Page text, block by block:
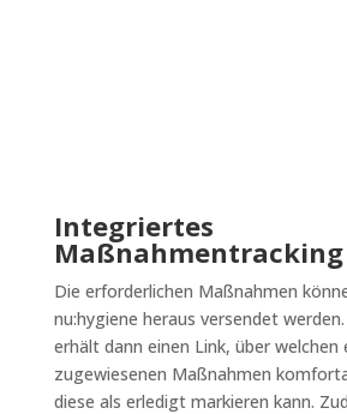
Integriertes
Maßnahmentracking
Die erforderlichen Maßnahmen
nu:hygiene heraus versendet
erhält dann einen Link, über welchen
zugewiesenen Maßnahmen
diese als erledigt markieren kann.